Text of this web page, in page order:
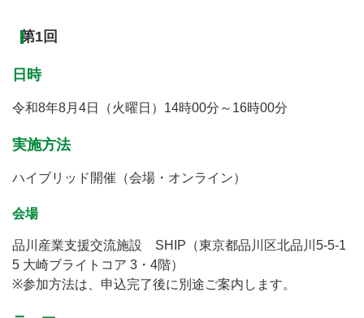
第1回
日時
令和8年8月4日（火曜日）14時00分～16時00分
実施方法
ハイブリッド開催（会場・オンライン）
会場
品川産業支援交流施設 SHIP（東京都品川区北品川5-5-1
5 大崎ブライトコア 3・4階）
※参加方法は、申込完了後に別途ご案内します。